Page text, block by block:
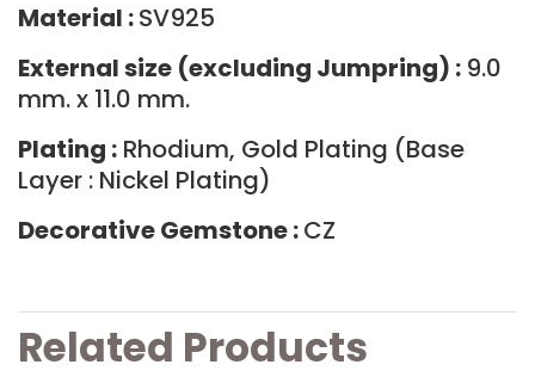
Material :SV925
External size (excluding Jumpring) : 9.0
mm. x 11.0 mm.
Plating : Rhodium, Gold Plating (Base
Layer : Nickel Plating)
Decorative Gemstone :CZ
Related Products